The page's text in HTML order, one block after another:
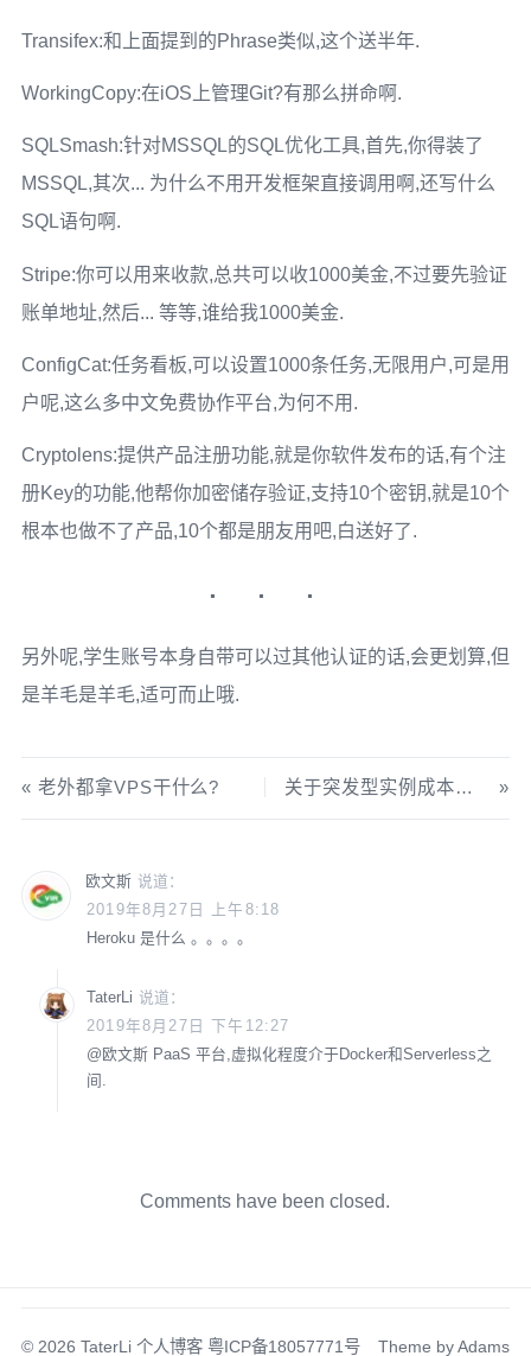
Transifex:和上面提到的Phrase类似,这个送半年.
WorkingCopy:在iOS上管理Git?有那么拼命啊.
SQLSmash:针对MSSQL的SQL优化工具,首先,你得装了
MSSQL,其次... 为什么不用开发框架直接调用啊,还写什么
SQL语句啊.
Stripe:你可以用来收款,总共可以收1000美金,不过要先验证
账单地址,然后... 等等,谁给我1000美金.
ConfigCat:任务看板,可以设置1000条任务,无限用户,可是用
户呢,这么多中文免费协作平台,为何不用.
Cryptolens:提供产品注册功能,就是你软件发布的话,有个注
册Key的功能,他帮你加密储存验证,支持10个密钥,就是10个
根本也做不了产品,10个都是朋友用吧,白送好了.
另外呢,学生账号本身自带可以过其他认证的话,会更划算,但
是羊毛是羊毛,适可而止哦.
老外都拿VPS干什么? 关于突发型实例成本对比
欧文斯 说道：
2019年8月27日 上午8:18
Heroku 是什么 。。。。
TaterLi 说道：
2019年8月27日 下午12:27
@欧文斯PaaS 平台,虚拟化程度介于Docker和Serverless之
间.
Comments have been closed.
© 2026 TaterLi 个人博客 粤ICP备18057771号 Theme byAdams